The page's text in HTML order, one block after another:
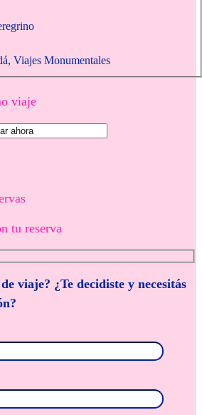
Viajes Monumentales
viaje
tu reserva
viaje? ¿Te decidiste y necesitás